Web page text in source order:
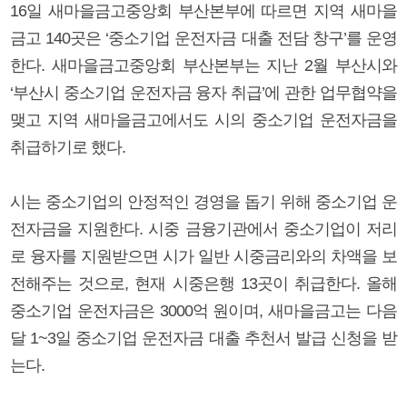
16일 새마을금고중앙회 부산본부에 따르면 지역 새마을
금고 140곳은 ‘중소기업 운전자금 대출 전담 창구’를 운영
한다. 새마을금고중앙회 부산본부는 지난 2월 부산시와
‘부산시 중소기업 운전자금 융자 취급’에 관한 업무협약을
맺고 지역 새마을금고에서도 시의 중소기업 운전자금을
취급하기로 했다.
시는 중소기업의 안정적인 경영을 돕기 위해 중소기업 운
전자금을 지원한다. 시중 금융기관에서 중소기업이 저리
로 융자를 지원받으면 시가 일반 시중금리와의 차액을 보
전해주는 것으로, 현재 시중은행 13곳이 취급한다. 올해
중소기업 운전자금은 3000억 원이며, 새마을금고는 다음
달 1~3일 중소기업 운전자금 대출 추천서 발급 신청을 받
는다.